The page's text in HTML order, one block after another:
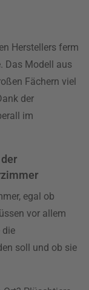
Herstellers ferm
Das Modell aus
Fächern viel
der
im
egal ob
vor allem
die
soll und ob sie